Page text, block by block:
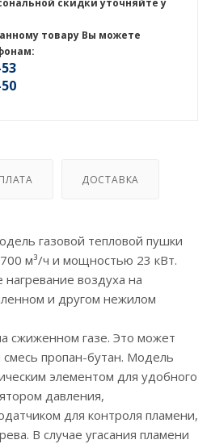
скидки уточняйте у
товару Вы можете
ДОСТАВКА
газовой тепловой пушки
м³/ч и мощностью 23 кВт.
воздуха на
и другом нежилом
сжиженном газе. Это может
пропан-бутан. Модель
элементом для удобного
давления,
для контроля пламени,
В случае угасания пламени